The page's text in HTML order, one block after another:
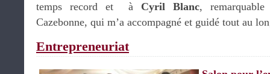
temps record et à Cyril Blanc, remarquable
Cazebonne, qui m’a accompagné et guidé tout au
Entrepreneuriat